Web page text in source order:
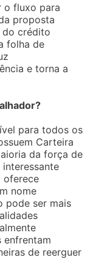
o fluxo para
proposta
do crédito
folha de
e torna a
para todos os
Carteira
da força de
oferece
nome
pode ser mais
enfrentam
de reerguer